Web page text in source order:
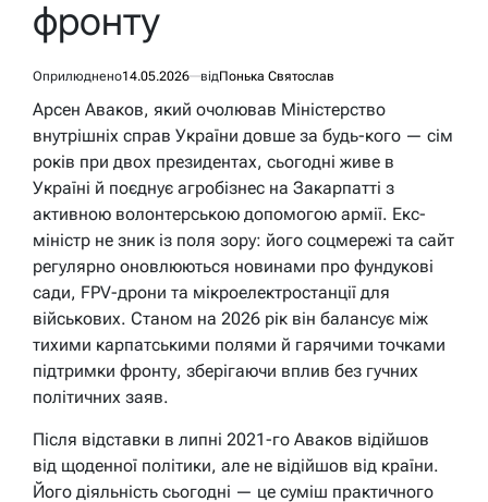
фронту
Оприлюднено14.05.2026 відПонька Святослав
Арсен Аваков, який очолював Міністерство
внутрішніх справ України довше за будь-кого — сім
років при двох президентах, сьогодні живе в
Україні й поєднує агробізнес на Закарпатті з
активною волонтерською допомогою армії. Екс-
міністр не зник із поля зору: його соцмережі та сайт
регулярно оновлюються новинами про фундукові
сади, FPV-дрони та мікроелектростанції для
військових. Станом на 2026 рік він балансує між
тихими карпатськими полями й гарячими точками
підтримки фронту, зберігаючи вплив без гучних
політичних заяв.
Після відставки в липні 2021-го Аваков відійшов
від щоденної політики, але не відійшов від країни.
Його діяльність сьогодні — це суміш практичного